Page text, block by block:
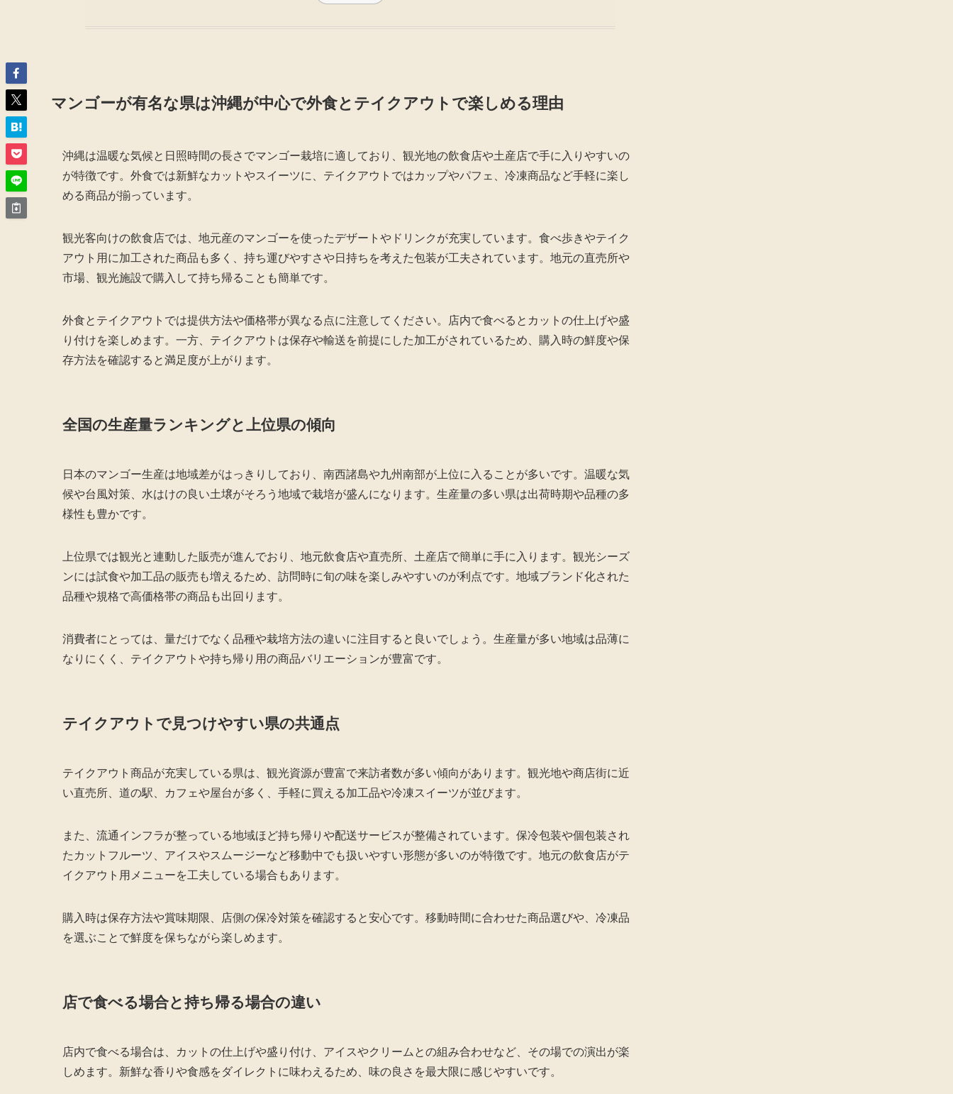
マンゴーが有名な県は沖縄が中心で外食とテイクアウトで楽しめる理由
沖縄は温暖な気候と日照時間の長さでマンゴー栽培に適しており、観光地の飲食店や土産店で手に入りやすいの
が特徴です。外食では新鮮なカットやスイーツに、テイクアウトではカップやパフェ、冷凍商品など手軽に楽し
める商品が揃っています。
観光客向けの飲食店では、地元産のマンゴーを使ったデザートやドリンクが充実しています。食べ歩きやテイク
アウト用に加工された商品も多く、持ち運びやすさや日持ちを考えた包装が工夫されています。地元の直売所や
市場、観光施設で購入して持ち帰ることも簡単です。
外食とテイクアウトでは提供方法や価格帯が異なる点に注意してください。店内で食べるとカットの仕上げや盛
り付けを楽しめます。一方、テイクアウトは保存や輸送を前提にした加工がされているため、購入時の鮮度や保
存方法を確認すると満足度が上がります。
全国の生産量ランキングと上位県の傾向
日本のマンゴー生産は地域差がはっきりしており、南西諸島や九州南部が上位に入ることが多いです。温暖な気
候や台風対策、水はけの良い土壌がそろう地域で栽培が盛んになります。生産量の多い県は出荷時期や品種の多
様性も豊かです。
上位県では観光と連動した販売が進んでおり、地元飲食店や直売所、土産店で簡単に手に入ります。観光シーズ
ンには試食や加工品の販売も増えるため、訪問時に旬の味を楽しみやすいのが利点です。地域ブランド化された
品種や規格で高価格帯の商品も出回ります。
消費者にとっては、量だけでなく品種や栽培方法の違いに注目すると良いでしょう。生産量が多い地域は品薄に
なりにくく、テイクアウトや持ち帰り用の商品バリエーションが豊富です。
テイクアウトで見つけやすい県の共通点
テイクアウト商品が充実している県は、観光資源が豊富で来訪者数が多い傾向があります。観光地や商店街に近
い直売所、道の駅、カフェや屋台が多く、手軽に買える加工品や冷凍スイーツが並びます。
また、流通インフラが整っている地域ほど持ち帰りや配送サービスが整備されています。保冷包装や個包装され
たカットフルーツ、アイスやスムージーなど移動中でも扱いやすい形態が多いのが特徴です。地元の飲食店がテ
イクアウト用メニューを工夫している場合もあります。
購入時は保存方法や賞味期限、店側の保冷対策を確認すると安心です。移動時間に合わせた商品選びや、冷凍品
を選ぶことで鮮度を保ちながら楽しめます。
店で食べる場合と持ち帰る場合の違い
店内で食べる場合は、カットの仕上げや盛り付け、アイスやクリームとの組み合わせなど、その場での演出が楽
しめます。新鮮な香りや食感をダイレクトに味わえるため、味の良さを最大限に感じやすいです。